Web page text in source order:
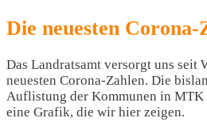
Die neuesten Corona-
Das Landratsamt versorgt uns seit
neuesten Corona-Zahlen. Die
Auflistung der Kommunen in MTK
eine Grafik, die wir hier zeigen.